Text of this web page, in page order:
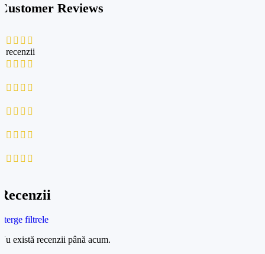
Reviews
recenzii
filtrele
există recenzii până acum.